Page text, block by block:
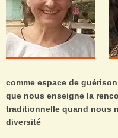
comme espace de
que nous enseigne la
traditionnelle quand nous
diversité